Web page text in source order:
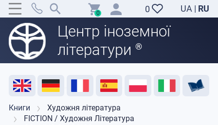
0 UA | RU
Центр іноземної
літератури ®
0
Акція Розпродаж Відгуки Підтримка викладачів
Книги
Художня література
FICTION / Художня Література